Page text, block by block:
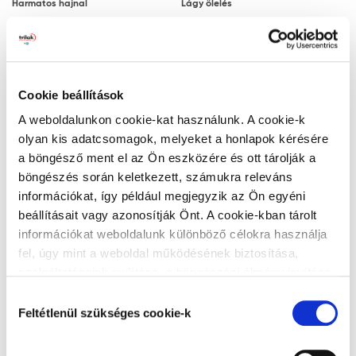
Cookie beállítások
A weboldalunkon cookie-kat használunk. A cookie-k
olyan kis adatcsomagok, melyeket a honlapok kérésére
a böngésző ment el az Ön eszközére és ott tárolják a
böngészés során keletkezett, számukra releváns
információkat, így például megjegyzik az Ön egyéni
beállításait vagy azonosítják Önt. A cookie-kban tárolt
információkat weboldalunk különböző célokra használja
fel, úgy mint a weboldal működésének biztosítása,
szabott ajánlatok megjelenítése, látogatottsági adatok
elemzése. A weboldalunk által alkalmazott cookie-k,
különösen a Google Analytics cookie-k működéséről,
kiválasztása
Feltétlenül szükséges cookie-k
Megjegyzés: a javasolt rétegfelépítések minden
esetben a legjobb tudásunk szerinti ajánlások, a
vizsgálatától.
Tanácsok, ajánlások, speciális tudnivalók, egyebek
A végleges, ellenálló filmréteg 14 nap
elteltével alakul ki. A filmréteg ezt követően
válik vízzel, tisztítószerrel moshatóvá.
A gipszkarton lapra történő felhordáskor
az alapfelület nedvességre különösen
érzékeny. Ez hólyagosodást és lepattogzást
szellőzésről és hőmérsékletről.
Harmatos hajnal Lágy ölelés
Ezüstszürke Naplemente
Zöld lagúna Titán